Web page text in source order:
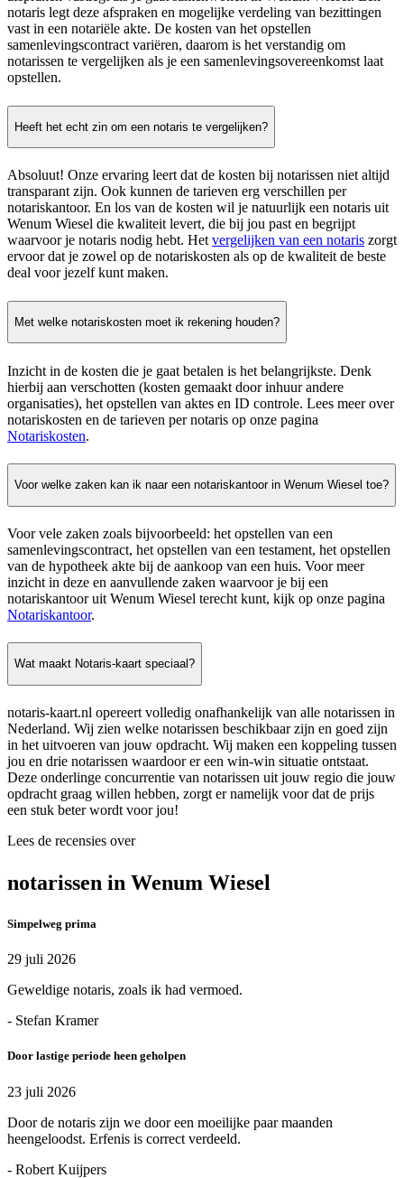
notaris legt deze afspraken en mogelijke verdeling van bezittingen
vast in een notariële akte. De kosten van het opstellen
samenlevingscontract variëren, daarom is het verstandig om
notarissen te vergelijken als je een samenlevingsovereenkomst laat
opstellen.
Heeft het echt zin om een notaris te vergelijken?
Absoluut! Onze ervaring leert dat de kosten bij notarissen niet altijd
transparant zijn. Ook kunnen de tarieven erg verschillen per
notariskantoor. En los van de kosten wil je natuurlijk een notaris uit
Wenum Wiesel die kwaliteit levert, die bij jou past en begrijpt
waarvoor je notaris nodig hebt. Hetvergelijken van een notaris zorgt
ervoor dat je zowel op de notariskosten als op de kwaliteit de beste
deal voor jezelf kunt maken.
Met welke notariskosten moet ik rekening houden?
Inzicht in de kosten die je gaat betalen is het belangrijkste. Denk
hierbij aan verschotten (kosten gemaakt door inhuur andere
organisaties), het opstellen van aktes en ID controle. Lees meer over
notariskosten en de tarieven per notaris op onze pagina
Notariskosten.
Voor welke zaken kan ik naar een notariskantoor in Wenum Wiesel toe?
Voor vele zaken zoals bijvoorbeeld: het opstellen van een
samenlevingscontract, het opstellen van een testament, het opstellen
van de hypotheek akte bij de aankoop van een huis. Voor meer
inzicht in deze en aanvullende zaken waarvoor je bij een
notariskantoor uit Wenum Wiesel terecht kunt, kijk op onze pagina
Notariskantoor.
Wat maakt Notaris-kaart speciaal?
notaris-kaart.nl opereert volledig onafhankelijk van alle notarissen in
Nederland. Wij zien welke notarissen beschikbaar zijn en goed zijn
in het uitvoeren van jouw opdracht. Wij maken een koppeling tussen
jou en drie notarissen waardoor er een win-win situatie ontstaat.
Deze onderlinge concurrentie van notarissen uit jouw regio die jouw
opdracht graag willen hebben, zorgt er namelijk voor dat de prijs
een stuk beter wordt voor jou!
Lees de recensies over
notarissen in Wenum Wiesel
Simpelweg prima
29 juli 2026
Geweldige notaris, zoals ik had vermoed.
- Stefan Kramer
Door lastige periode heen geholpen
23 juli 2026
Door de notaris zijn we door een moeilijke paar maanden
heengeloodst. Erfenis is correct verdeeld.
- Robert Kuijpers